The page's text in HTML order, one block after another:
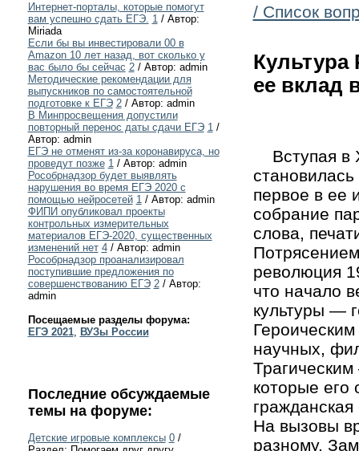
Интернет-порталы, которые помогут
вам успешно сдать ЕГЭ. 1/ Автор:
Miriada
Если бы вы инвестировали 00 в
Amazon 10 лет назад, вот сколько у
вас было бы сейчас 2/ Автор: admin
Методические рекомендации для
выпускников по самостоятельной
подготовке к ЕГЭ 2/ Автор: admin
В Минпросвещения допустили
повторный перенос даты сдачи ЕГЭ 1/
Автор: admin
ЕГЭ не отменят из-за коронавируса, но
проведут позже 1/ Автор: admin
Рособрнадзор будет выявлять
нарушения во время ЕГЭ 2020 с
помощью нейросетей 1/ Автор: admin
ФИПИ опубликовал проекты
контрольных измерительных
материалов ЕГЭ-2020, существенных
изменений нет 4/ Автор: admin
Рособрнадзор проанализировал
поступившие предложения по
совершенствованию ЕГЭ 2/ Автор:
admin
Посещаемые разделы форума:
ЕГЭ 2021, ВУЗы России
Последние обсуждаемые
темы на форуме:
Детские игровые комплексы 0/
/ Список
Культура
ее вклад
Вступая в
первое в ее
собрание
слова,
революция
что начало
культуры —
научных,
которые
гражданская
На вызовы
разному.